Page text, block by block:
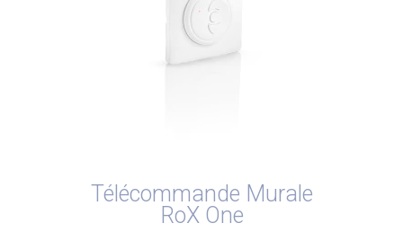
Télécommande Murale
RoX One